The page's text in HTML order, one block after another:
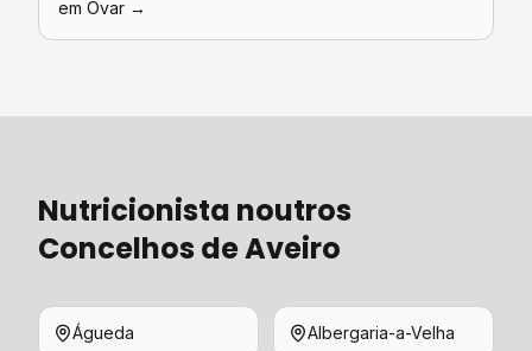
em Ovar →
Nutricionista noutros
Concelhos deAveiro
Águeda Albergaria-a-Velha